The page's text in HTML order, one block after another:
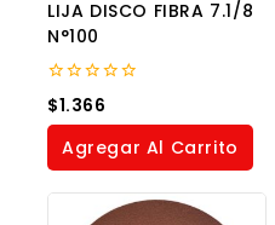
LIJA DISCO FIBRA 7.1/8
N°100
0
out
of
$1.366
Agregar Al Carrito